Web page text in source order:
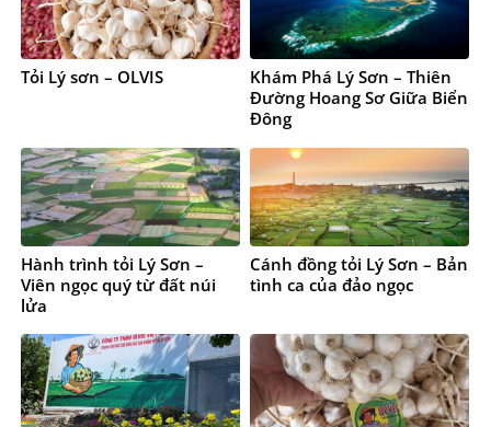
Tỏi Lý sơn – OLVIS
Khám Phá Lý Sơn – Thiên
Đường Hoang Sơ Giữa Biển
Đông
Hành trình tỏi Lý Sơn –
Viên ngọc quý từ đất núi
lửa
Cánh đồng tỏi Lý Sơn – Bản
tình ca của đảo ngọc